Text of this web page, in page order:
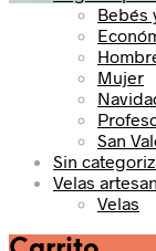
Bebés
Mujer
San
Sin
Velas
Velas